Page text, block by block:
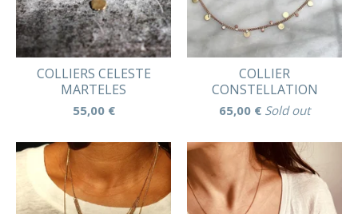
COLLIERS CELESTE
MARTELES
55,00 €
COLLIER
CONSTELLATION
65,00 € Sold out